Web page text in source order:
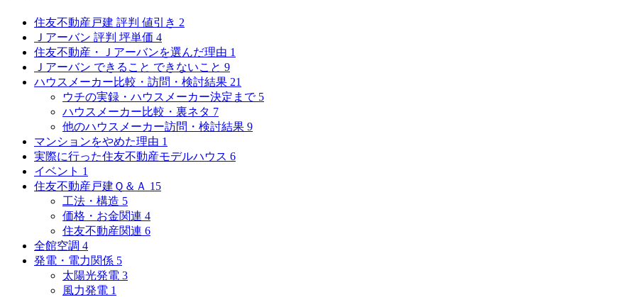
住友不動産戸建 評判 値引き 2
Ｊアーバン 評判 坪単価 4
住友不動産・Ｊアーバンを選んだ理由 1
Ｊアーバン できること できないこと 9
ハウスメーカー比較・訪問・検討結果 21
ウチの実録・ハウスメーカー決定まで 5
ハウスメーカー比較・裏ネタ 7
他のハウスメーカー訪問・検討結果 9
マンションをやめた理由 1
実際に行った住友不動産モデルハウス 6
イベント 1
住友不動産戸建Ｑ＆Ａ 15
工法・構造 5
価格・お金関連 4
住友不動産関連 6
全館空調 4
発電・電力関係 5
太陽光発電 3
風力発電 1